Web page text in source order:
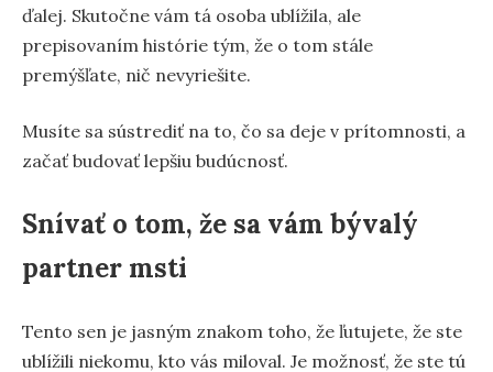
ďalej. Skutočne vám tá osoba ublížila, ale
prepisovaním histórie tým, že o tom stále
premýšľate, nič nevyriešite.
Musíte sa sústrediť na to, čo sa deje v prítomnosti, a
začať budovať lepšiu budúcnosť.
Snívať o tom, že sa vám bývalý
partner msti
Tento sen je jasným znakom toho, že ľutujete, že ste
ublížili niekomu, kto vás miloval. Je možnosť, že ste tú